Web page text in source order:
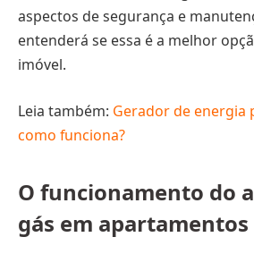
aspectos de segurança e
entenderá se essa é a melhor
imóvel.
Leia também: Gerador de energia
como funciona?
O funcionamento do
gás em apartamentos